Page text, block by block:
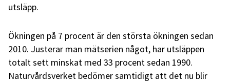
utsläpp.
Ökningen på 7 procent är den största ökningen sedan
2010. Justerar man mätserien något, har utsläppen
totalt sett minskat med 33 procent sedan 1990.
Naturvårdsverket bedömer samtidigt att det nu blir